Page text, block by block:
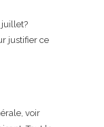
juillet?
justifier ce
voir